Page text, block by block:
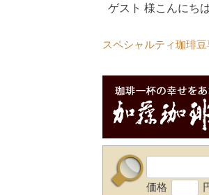
ゲスト 様こんにち
スペシャルティ珈琲
価格